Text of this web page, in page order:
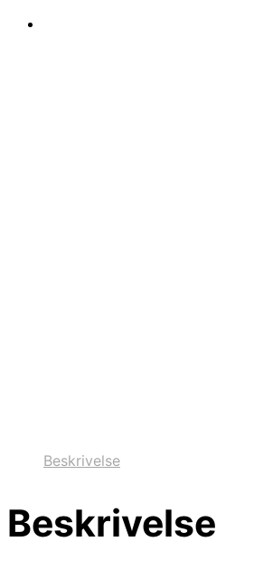
Beskrivelse
Beskrivelse